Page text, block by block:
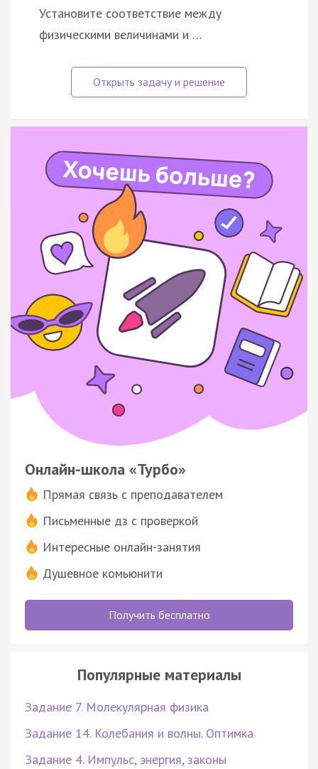
Установите соответствие между
физическими величинами и …
Онлайн-школа «Турбо»
Прямая связь с преподавателем
Письменные дз с проверкой
Интересные онлайн-занятия
Душевное комьюнити
Получить бесплатно
Популярные материалы
Задание 7. Молекулярная физика
Задание 14. Колебания и волны. Оптимка
Задание 4. Импульс, энергия, законы